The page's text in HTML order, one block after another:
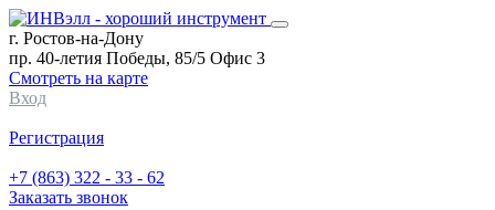
г. Ростов-на-Дону
пр. 40-летия Победы, 85/5 Офис 3
Смотреть на карте
Вход
Регистрация
+7 (863) 322 - 33 - 62
Заказать звонок